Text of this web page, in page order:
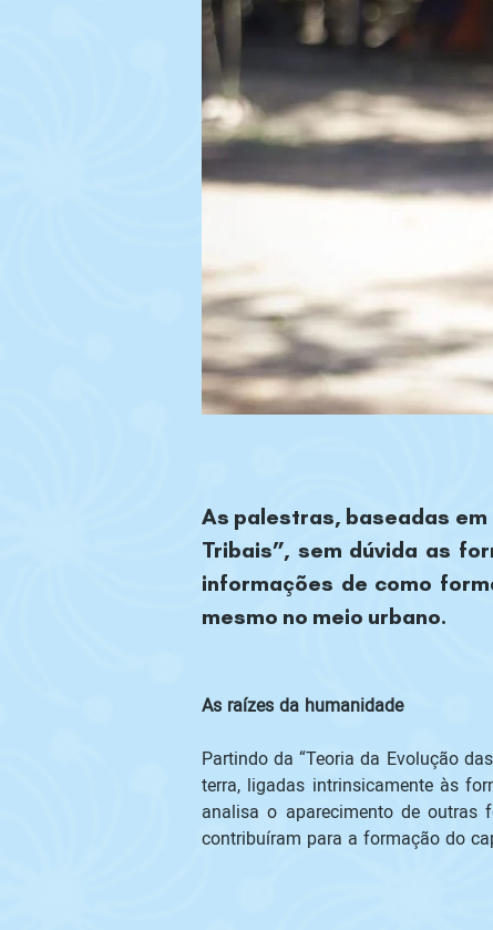
As palestras, baseadas
Tribais”, sem dúvida as
informações de como
As raízes da humanidade
Partindo da “Teoria da Evolução
terra, ligadas intrinsicamente às
analisa o aparecimento de outras